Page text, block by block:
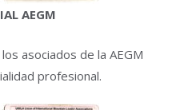
AEGM
asociados de la AEGM
profesional.